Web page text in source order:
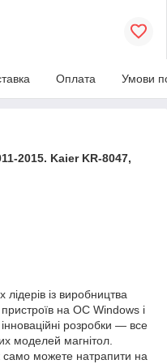
Оплата Умови
2015. Kaier KR-8047,
лідерів із виробництва
на ОС Windows і
розробки — все
моделей магнітол.
само можете натрапити на